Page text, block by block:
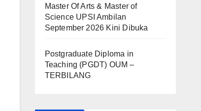
Master Of Arts & Master of
Science UPSI Ambilan
September 2026 Kini Dibuka
Postgraduate Diploma in
Teaching (PGDT) OUM –
TERBILANG